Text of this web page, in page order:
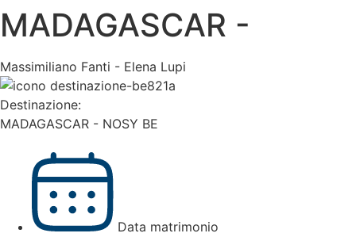
MADAGASCAR -
Massimiliano Fanti - Elena Lupi
Destinazione:
MADAGASCAR - NOSY BE
Data matrimonio